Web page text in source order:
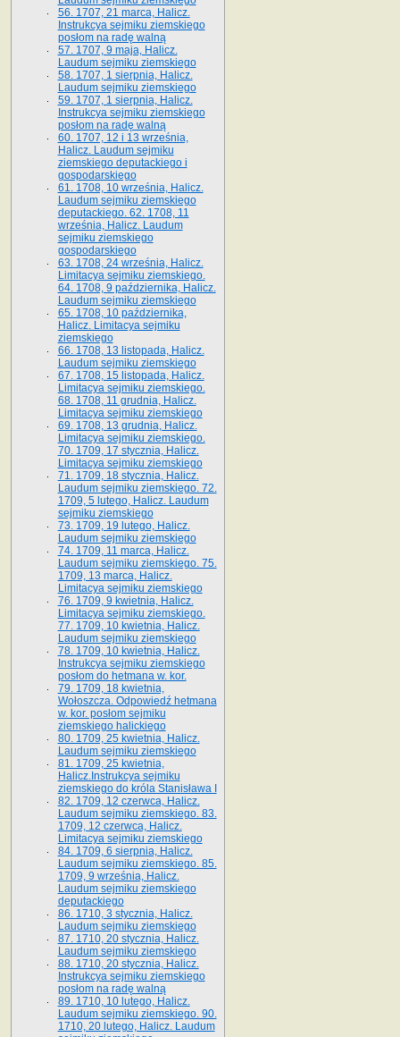
56. 1707, 21 marca, Halicz.
Instrukcya sejmiku ziemskiego
posłom na radę walną
57. 1707, 9 maja, Halicz.
Laudum sejmiku ziemskiego
58. 1707, 1 sierpnia, Halicz.
Laudum sejmiku ziemskiego
59. 1707, 1 sierpnia, Halicz.
Instrukcya sejmiku ziemskiego
posłom na radę walną
60. 1707, 12 i 13 września,
Halicz. Laudum sejmiku
ziemskiego deputackiego i
gospodarskiego
61. 1708, 10 września, Halicz.
Laudum sejmiku ziemskiego
deputackiego. 62. 1708, 11
września, Halicz. Laudum
sejmiku ziemskiego
gospodarskiego
63. 1708, 24 września, Halicz.
Limitacya sejmiku ziemskiego.
64. 1708, 9 października, Halicz.
Laudum sejmiku ziemskiego
65­. 1708, 10 października,
Halicz. Limitacya sejmiku
ziemskiego
66. 1708, 13 listopada, Halicz.
Laudum sejmiku ziemskiego
67. 1708, 15 listopada, Halicz.
Limitacya sejmiku ziemskiego.
68. 1708, 11 grudnia, Halicz.
Limitacya sejmiku ziemskiego
69. 1708, 13 grudnia, Halicz.
Limitacya sejmiku ziemskiego.
70. 1709, 17 stycznia, Halicz.
Limitacya sejmiku ziemskiego
71. 1709, 18 stycznia, Halicz.
Laudum sejmiku ziemskiego. 72.
1709, 5 lutego, Halicz. Laudum
sejmiku ziemskiego
73. 1709, 19 lutego, Halicz.
Laudum sejmiku ziemskiego
74. 1709, 11 marca, Halicz.
Laudum sejmiku ziemskiego. 75.
1709, 13 marca, Halicz.
Limitacya sejmiku ziemskiego
76. 1709, 9 kwietnia, Halicz.
Limitacya sejmiku ziemskiego.
77. 1709, 10 kwietnia, Halicz.
Laudum sejmiku ziemskiego
78. 1709, 10 kwietnia, Halicz.
Instrukcya sejmiku ziemskiego
posłom do hetmana w. kor.
79. 1709, 18 kwietnia,
Wołoszcza. Odpowiedź hetmana
w. kor. posłom sejmiku
ziemskiego halickiego
80. 1709, 25 kwietnia, Halicz.
Laudum sejmiku ziemskiego
81. 1709, 25 kwietnia,
Halicz.Instrukcya sejmiku
ziemskiego do króla Stanisława I
82. 1709, 12 czerwca, Halicz.
Laudum sejmiku ziemskiego. 83.
1709, 12 czerwca, Halicz.
Limitacya sejmiku ziemskiego
84. 1709, 6 sierpnia, Halicz.
Laudum sejmiku ziemskiego. 85.
1709, 9 września, Halicz.
Laudum sejmiku ziemskiego
deputackiego
86. 1710, 3 stycznia, Halicz.
Laudum sejmiku ziemskiego
87. 1710, 20 stycznia, Halicz.
Laudum sejmiku ziemskiego
88. 1710, 20 stycznia, Halicz.
Instrukcya sejmiku ziemskiego
posłom na radę walną
89. 1710, 10 lutego, Halicz.
Laudum sejmiku ziemskiego. 90.
1710, 20 lutego, Halicz. Laudum